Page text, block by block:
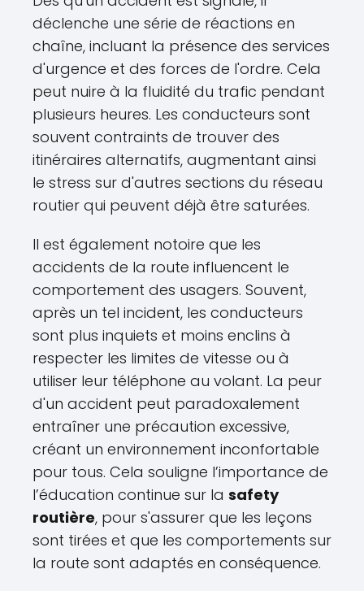
déclenche une série de réactions en
chaîne, incluant la présence des services
d'urgence et des forces de l'ordre. Cela
peut nuire à la fluidité du trafic pendant
plusieurs heures. Les conducteurs sont
souvent contraints de trouver des
itinéraires alternatifs, augmentant ainsi
le stress sur d'autres sections du réseau
routier qui peuvent déjà être saturées.
Il est également notoire que les
accidents de la route influencent le
comportement des usagers. Souvent,
après un tel incident, les conducteurs
sont plus inquiets et moins enclins à
respecter les limites de vitesse ou à
utiliser leur téléphone au volant. La peur
d'un accident peut paradoxalement
entraîner une précaution excessive,
créant un environnement inconfortable
pour tous. Cela souligne l’importance de
l’éducation continue sur la safety
routière, pour s'assurer que les leçons
sont tirées et que les comportements sur
la route sont adaptés en conséquence.